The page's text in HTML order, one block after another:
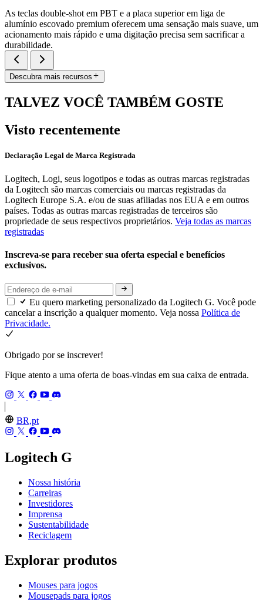
As teclas double-shot em PBT e a placa superior em liga de
alumínio escovado premium oferecem uma sensação mais suave, um
acionamento mais rápido e uma digitação precisa sem sacrificar a
durabilidade.
Descubra mais recursos
TALVEZ VOCÊ TAMBÉM GOSTE
Visto recentemente
Declaração Legal de Marca Registrada
Logitech, Logi, seus logotipos e todas as outras marcas registradas
da Logitech são marcas comerciais ou marcas registradas da
Logitech Europe S.A. e/ou de suas afiliadas nos EUA e em outros
países. Todas as outras marcas registradas de terceiros são
propriedade de seus respectivos proprietários. Veja todas as marcas
registradas
Inscreva-se para receber sua oferta especial e benefícios
exclusivos.
Eu quero marketing personalizado da Logitech G. Você pode
cancelar a inscrição a qualquer momento. Veja nossa Política de
Privacidade.
Obrigado por se inscrever!
Fique atento a uma oferta de boas-vindas em sua caixa de entrada.
BR,pt
Logitech G
Nossa história
Carreiras
Investidores
Imprensa
Sustentabilidade
Reciclagem
Explorar produtos
Mouses para jogos
Mousepads para jogos